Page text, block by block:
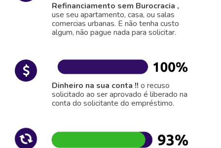
Refinanciamento sem Burocracia ,
use seu apartamento, casa, ou salas
comercias urbanas. E não tenha custo
algum, não pague nada para solicitar.
Dinheiro na sua conta !! o recuso
solicitado ao ser aprovado é liberado na
conta do solicitante do empréstimo.